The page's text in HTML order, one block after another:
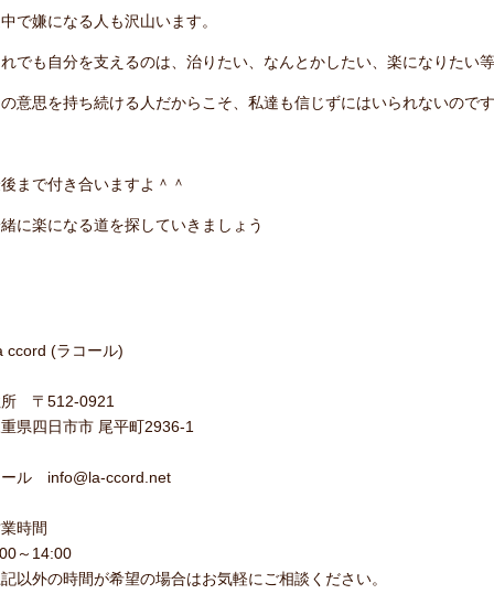
で嫌になる人も沢山います。
でも自分を支えるのは、治りたい、なんとかしたい、楽になりたい
意思を持ち続ける人だからこそ、私達も信じずにはいられないのです
まで付き合いますよ＾＾
に楽になる道を探していきましょう
ccord (ラコール)
所 〒512-0921
県四日市市 尾平町2936-1
ル info@la-ccord.net
時間
～14:00
以外の時間が希望の場合はお気軽にご相談ください。